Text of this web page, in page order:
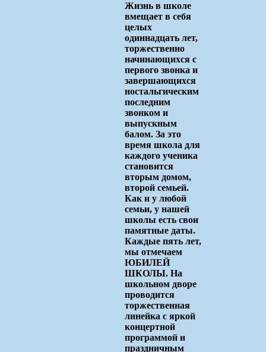
Жизнь в школе
вмещает в себя
целых
одиннадцать лет,
торжественно
начинающихся с
первого звонка и
завершающихся
ностальгическим
последним
звонком и
выпускным
балом. За это
время школа для
каждого ученика
становится
вторым домом,
второй семьей.
Как и у любой
семьи, у нашей
школы есть свои
памятные даты.
Каждые пять лет,
мы отмечаем
ЮБИЛЕЙ
ШКОЛЫ. На
школьном дворе
проводится
торжественная
линейка с яркой
концертной
программой и
праздничным